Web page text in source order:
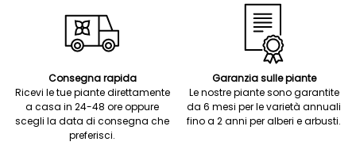
Consegna rapida
Ricevi le tue piante direttamente
a casa in 24-48 ore oppure
scegli la data di consegna che
preferisci.
Garanzia sulle piante
Le nostre piante sono garantite
da 6 mesi per le varietà annuali
fino a 2 anni per alberi e arbusti.